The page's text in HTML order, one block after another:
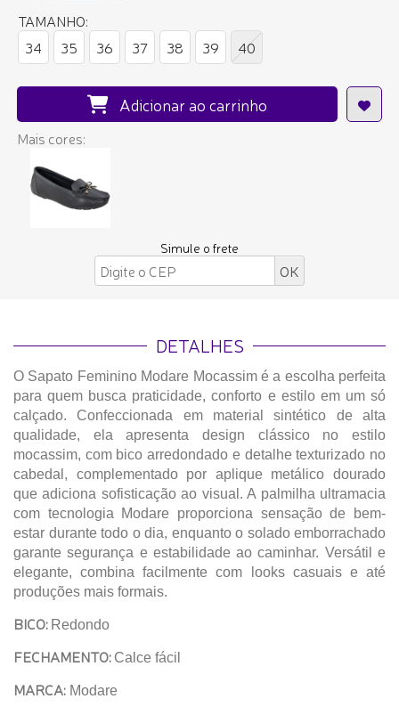
TAMANHO:
34
35 36 37 38 39 40
Adicionar ao carrinho
Mais cores:
Simule o frete
DETALHES
O Sapato Feminino Modare Mocassim é a escolha perfeita
para quem busca praticidade, conforto e estilo em um só
calçado. Confeccionada em material sintético de alta
qualidade, ela apresenta design clássico no estilo
mocassim, com bico arredondado e detalhe texturizado no
cabedal, complementado por aplique metálico dourado
que adiciona sofisticação ao visual. A palmilha ultramacia
com tecnologia Modare proporciona sensação de bem-
estar durante todo o dia, enquanto o solado emborrachado
garante segurança e estabilidade ao caminhar. Versátil e
elegante, combina facilmente com looks casuais e até
produções mais formais.
BICO: Redondo
FECHAMENTO: Calce fácil
MARCA: Modare